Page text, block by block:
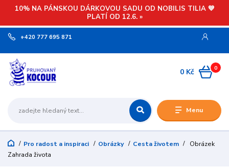
10% NA PÁNSKOU DÁRKOVOU SADU OD NOBILIS TILIA 💙
PLATÍ OD 12.6. »
Menu
+420 777 695 871
0
0 Kč
Pro radost a inspiraci Obrázky Cesta životem
Obrázek
Zahrada života